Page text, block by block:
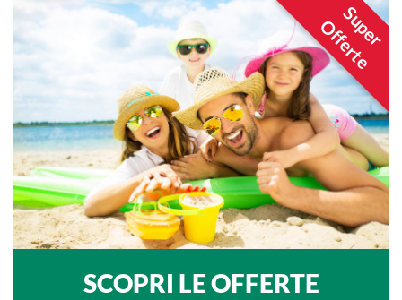
Super
Offerte
SCOPRI LE OFFERTE